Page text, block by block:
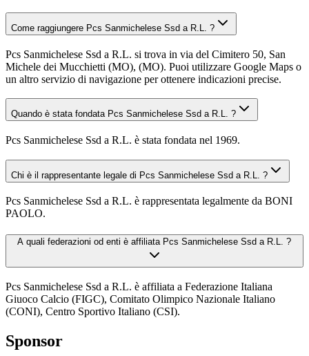
Come raggiungere Pcs Sanmichelese Ssd a R.L. ?
Pcs Sanmichelese Ssd a R.L. si trova in via del Cimitero 50, San
Michele dei Mucchietti (MO), (MO). Puoi utilizzare Google Maps o
un altro servizio di navigazione per ottenere indicazioni precise.
Quando è stata fondata Pcs Sanmichelese Ssd a R.L. ?
Pcs Sanmichelese Ssd a R.L. è stata fondata nel 1969.
Chi è il rappresentante legale di Pcs Sanmichelese Ssd a R.L. ?
Pcs Sanmichelese Ssd a R.L. è rappresentata legalmente da BONI
PAOLO.
A quali federazioni od enti è affiliata Pcs Sanmichelese Ssd a R.L. ?
Pcs Sanmichelese Ssd a R.L. è affiliata a Federazione Italiana
Giuoco Calcio (FIGC), Comitato Olimpico Nazionale Italiano
(CONI), Centro Sportivo Italiano (CSI).
Sponsor